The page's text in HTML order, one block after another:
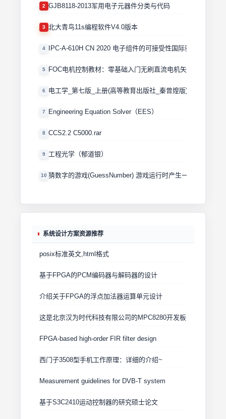
2 GJB8118-2013军用电子元器件分类与代码
3 北大青鸟11s编程软件V4.0版本
4 IPC-A-610H CN 2020 电子组件的可接受性国际验收标准
5 FOC电机控制教材：零基础入门无刷直流电机矢量控制技术
6 电工学_第七版_上册(高等教育出版社_秦曾煌版)
7 Engineering Equation Solver（EES）
8 CCS2.2 C5000.rar
9 工程光学（郁道银）
10 猜数字的游戏(GuessNumber) 游戏运行时产生一个0－1000
系统设计方案资源推荐
posix标准英文,html格式
基于FPGA的PCM编码器与解码器的设计
介绍关于FPGA的浮点加法器运算单元设计
这是北京汉为时代科技有限公司的MPC8280开发板扩展板的开
FPGA-based high-order FIR filter design
西门子3508型手机工作原理：详细的介绍~
Measurement guidelines for DVB-T system
基于S3C2410运动控制器的研究硕士论文